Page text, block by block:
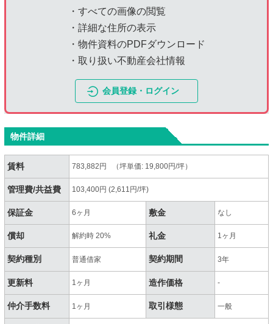
・すべての画像の閲覧
・詳細な住所の表示
・物件資料のPDFダウンロード
・取り扱い不動産会社情報
会員登録・ログイン
物件詳細
賃料 783,882円 （坪単価: 19,800円/坪）
管理費/共益費 103,400円 (2,611円/坪)
保証金 6ヶ月 敷金 なし
償却 解約時 20% 礼金 1ヶ月
契約種別 普通借家 契約期間 3年
更新料 1ヶ月 造作価格 -
仲介手数料 1ヶ月 取引様態 一般